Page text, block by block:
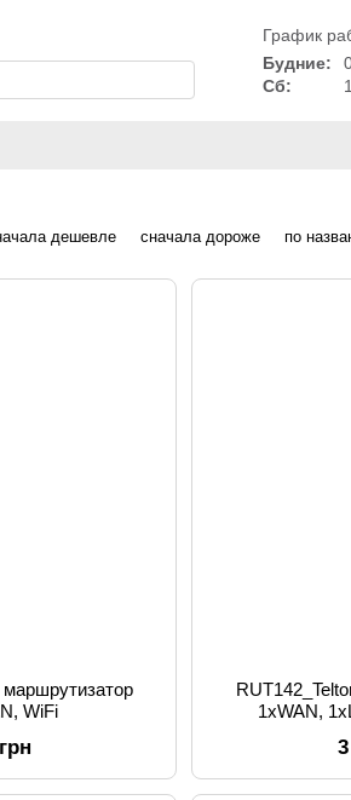
График
Будние:
Сб:
дешевле сначала дороже по
WiFi
1xWAN,